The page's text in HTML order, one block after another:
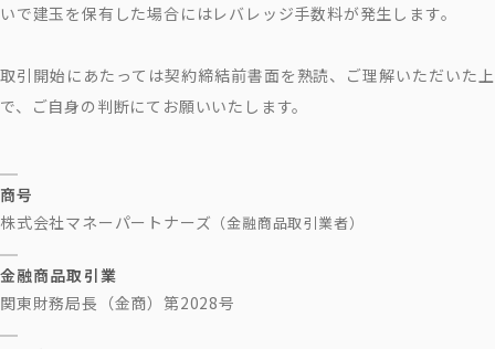
いで建玉を保有した場合にはレバレッジ手数料が発生します。
取引開始にあたっては契約締結前書面を熟読、ご理解いただいた上
で、ご自身の判断にてお願いいたします。
商号
株式会社マネーパートナーズ （金融商品取引業者）
金融商品取引業
関東財務局長（金商）第2028号